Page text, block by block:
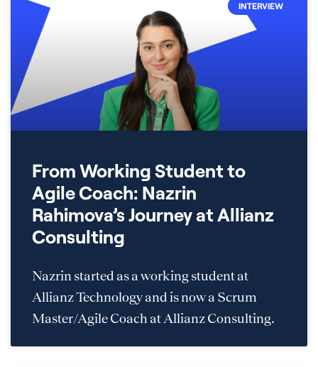
INTERVIEW
From Working Student to
Agile Coach: Nazrin
Rahimova’s Journey at Allianz
Consulting
Nazrin started as a working student at
Allianz Technology and is now a Scrum
Master/Agile Coach at Allianz Consulting.